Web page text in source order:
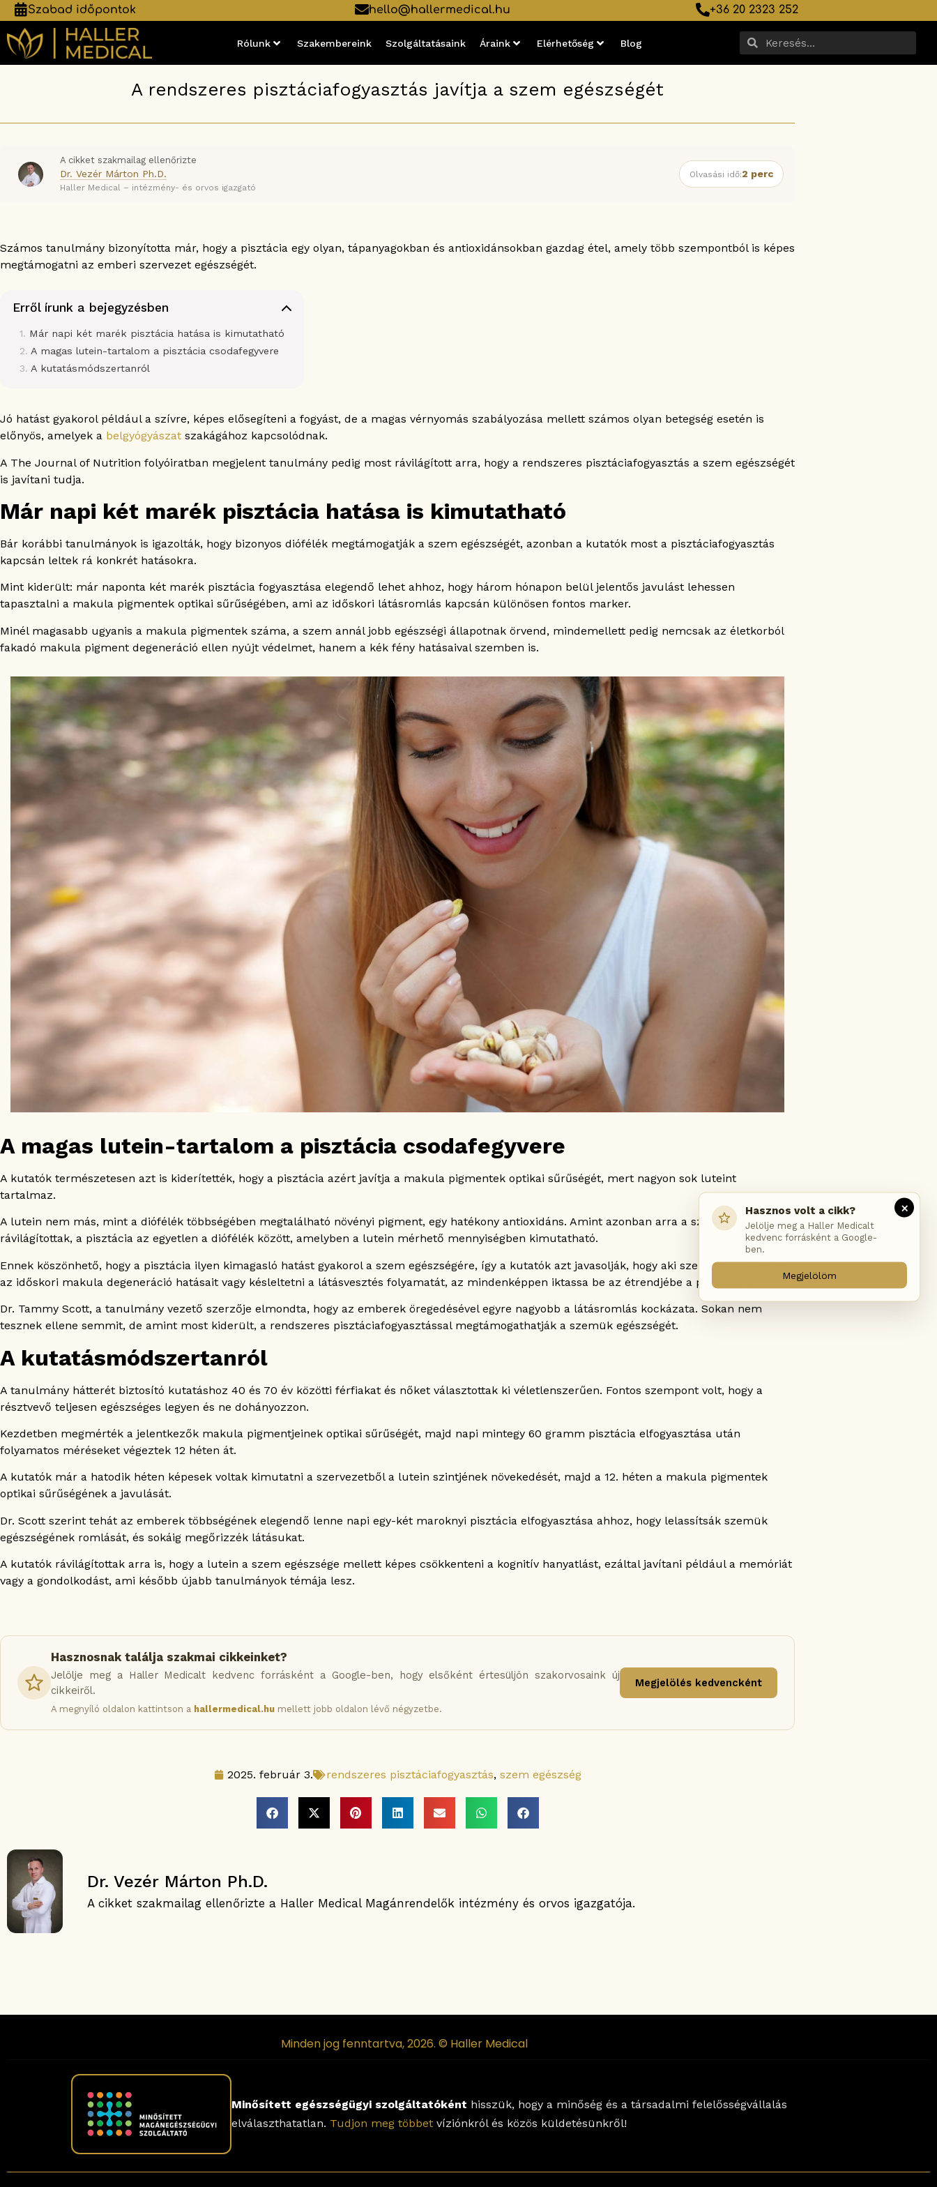
Szabad időpontok hello@hallermedical.hu +36 20 2323 252
Rólunk Szakembereink Szolgáltatásaink Áraink Elérhetőség Blog
A rendszeres pisztáciafogyasztás javítja a szem egészségét
A cikket szakmailag ellenőrizte
Dr. Vezér Márton Ph.D.
Haller Medical – intézmény- és orvos igazgató
Olvasási idő:2 perc
Számos tanulmány bizonyította már, hogy a pisztácia egy olyan, tápanyagokban és antioxidánsokban gazdag étel, amely több szempontból is képes
megtámogatni az emberi szervezet egészségét.
Erről írunk a bejegyzésben
Már napi két marék pisztácia hatása is kimutatható
A magas lutein-tartalom a pisztácia csodafegyvere
A kutatásmódszertanról
Jó hatást gyakorol például a szívre, képes elősegíteni a fogyást, de a magas vérnyomás szabályozása mellett számos olyan betegség esetén is
előnyös, amelyek a belgyógyászat szakágához kapcsolódnak.
A The Journal of Nutrition folyóiratban megjelent tanulmány pedig most rávilágított arra, hogy a rendszeres pisztáciafogyasztás a szem egészségét
is javítani tudja.
Már napi két marék pisztácia hatása is kimutatható
Bár korábbi tanulmányok is igazolták, hogy bizonyos diófélék megtámogatják a szem egészségét, azonban a kutatók most a pisztáciafogyasztás
kapcsán leltek rá konkrét hatásokra.
Mint kiderült: már naponta két marék pisztácia fogyasztása elegendő lehet ahhoz, hogy három hónapon belül jelentős javulást lehessen
tapasztalni a makula pigmentek optikai sűrűségében, ami az időskori látásromlás kapcsán különösen fontos marker.
Minél magasabb ugyanis a makula pigmentek száma, a szem annál jobb egészségi állapotnak örvend, mindemellett pedig nemcsak az életkorból
fakadó makula pigment degeneráció ellen nyújt védelmet, hanem a kék fény hatásaival szemben is.
A magas lutein-tartalom a pisztácia csodafegyvere
A kutatók természetesen azt is kiderítették, hogy a pisztácia azért javítja a makula pigmentek optikai sűrűségét, mert nagyon sok luteint
tartalmaz.
A lutein nem más, mint a diófélék többségében megtalálható növényi pigment, egy hatékony antioxidáns. Amint azonban arra a szakemberek is
rávilágítottak, a pisztácia az egyetlen a diófélék között, amelyben a lutein mérhető mennyiségben kimutatható.
Ennek köszönhető, hogy a pisztácia ilyen kimagasló hatást gyakorol a szem egészségére, így a kutatók azt javasolják, hogy aki szeretné csökkenteni
az időskori makula degeneráció hatásait vagy késleltetni a látásvesztés folyamatát, az mindenképpen iktassa be az étrendjébe a pisztáciát.
Dr. Tammy Scott, a tanulmány vezető szerzője elmondta, hogy az emberek öregedésével egyre nagyobb a látásromlás kockázata. Sokan nem
tesznek ellene semmit, de amint most kiderült, a rendszeres pisztáciafogyasztással megtámogathatják a szemük egészségét.
A kutatásmódszertanról
A tanulmány hátterét biztosító kutatáshoz 40 és 70 év közötti férfiakat és nőket választottak ki véletlenszerűen. Fontos szempont volt, hogy a
résztvevő teljesen egészséges legyen és ne dohányozzon.
Kezdetben megmérték a jelentkezők makula pigmentjeinek optikai sűrűségét, majd napi mintegy 60 gramm pisztácia elfogyasztása után
folyamatos méréseket végeztek 12 héten át.
A kutatók már a hatodik héten képesek voltak kimutatni a szervezetből a lutein szintjének növekedését, majd a 12. héten a makula pigmentek
optikai sűrűségének a javulását.
Dr. Scott szerint tehát az emberek többségének elegendő lenne napi egy-két maroknyi pisztácia elfogyasztása ahhoz, hogy lelassítsák szemük
egészségének romlását, és sokáig megőrizzék látásukat.
A kutatók rávilágítottak arra is, hogy a lutein a szem egészsége mellett képes csökkenteni a kognitív hanyatlást, ezáltal javítani például a memóriát
vagy a gondolkodást, ami később újabb tanulmányok témája lesz.
Hasznosnak találja szakmai cikkeinket?
Jelölje meg a Haller Medicalt kedvenc forrásként a Google-ben, hogy elsőként értesüljön szakorvosaink új
cikkeiről.
A megnyíló oldalon kattintson a hallermedical.hu mellett jobb oldalon lévő négyzetbe.
Megjelölés kedvencként
×
Hasznos volt a cikk?
Jelölje meg a Haller Medicalt
kedvenc forrásként a Google-
ben.
Megjelölöm
2025. február 3. rendszeres pisztáciafogyasztás, szem egészség
Dr. Vezér Márton Ph.D.
A cikket szakmailag ellenőrizte a Haller Medical Magánrendelők intézmény és orvos igazgatója.
Minden jog fenntartva, 2026. © Haller Medical
Minősített egészségügyi szolgáltatóként hisszük, hogy a minőség és a társadalmi felelősségvállalás
elválaszthatatlan. Tudjon meg többet víziónkról és közös küldetésünkről!